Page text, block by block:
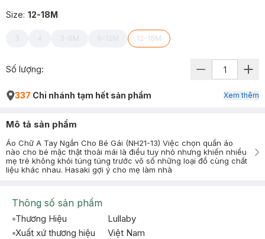
Size: 12-18M
3 4 3-6M 9-12M 12-18M
Số lượng:
337 Chi nhánh tạm hết sản phẩm Xem thêm
Mô tả sản phẩm
Áo Chữ A Tay Ngắn Cho Bé Gái (NH21-13) Việc chọn quần áo
nào cho bé mặc thật thoải mái là điều tuy nhỏ nhưng khiến nhiều
mẹ trẻ không khỏi túng túng trước vô số những loại đồ cùng chất
liệu khác nhau. Hasaki gợi ý cho mẹ làm nhà
Thông số sản phẩm
Thương Hiệu
Lullaby
Xuất xứ thương hiệu
Việt Nam